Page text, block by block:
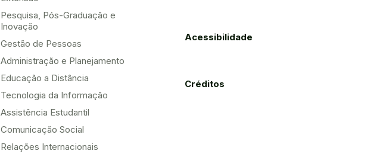
Pesquisa, Pós-Graduação e
Inovação
Gestão de Pessoas
Administração e Planejamento
Educação a Distância
Tecnologia da Informação
Assistência Estudantil
Comunicação Social
Relações Internacionais
Acessibilidade
Créditos